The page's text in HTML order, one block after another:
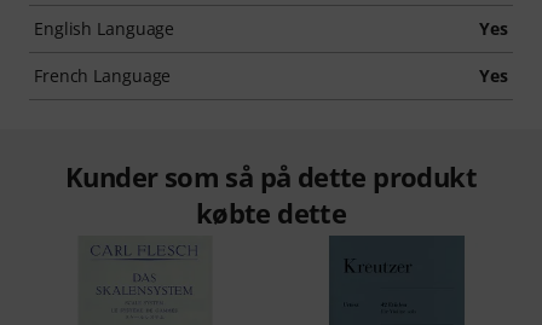
English Language Yes
French Language Yes
Kunder som så på dette produkt
købte dette